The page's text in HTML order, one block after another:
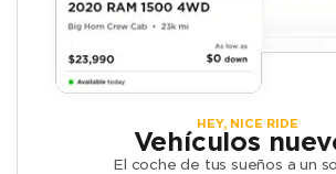
HEY, NICE RIDE
Vehículos
El coche de tus sueños a un